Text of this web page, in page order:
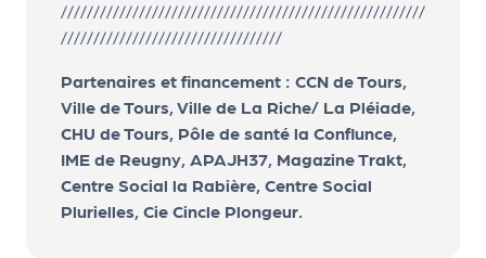
////////////////////////////////////////////////////////
//////////////////////////////////
Partenaires et financement : CCN de Tours,
Ville de Tours, Ville de La Riche/ La Pléiade,
CHU de Tours, Pôle de santé la Conflunce,
IME de Reugny, APAJH37, Magazine Trakt,
Centre Social la Rabière, Centre Social
Plurielles, Cie Cincle Plongeur.
u
b
d
e
s
p
a
r
t